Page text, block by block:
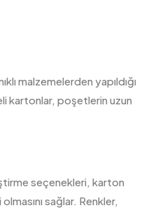
malzemelerden yapıldığı
kartonlar, poşetlerin uzun
seçenekleri, karton
sağlar. Renkler,